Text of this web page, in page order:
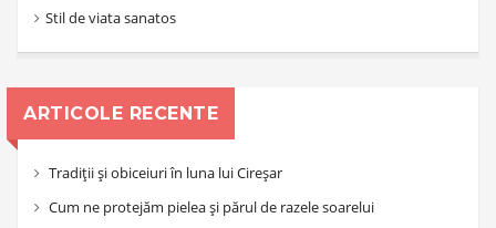
Stil de viata sanatos
ARTICOLE RECENTE
Tradiții și obiceiuri în luna lui Cireșar
Cum ne protejăm pielea și părul de razele soarelui